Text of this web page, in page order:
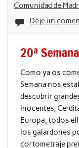
Comunidad de
Deje un
20ª
Como ya os
Semana nos
descubrir
inocentes,
Europa, todos
los galardones
cortometraje